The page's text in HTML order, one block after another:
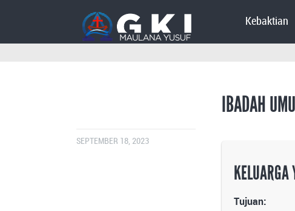
Kebaktian
IBADAH
SEPTEMBER 18, 2023
Tujuan: